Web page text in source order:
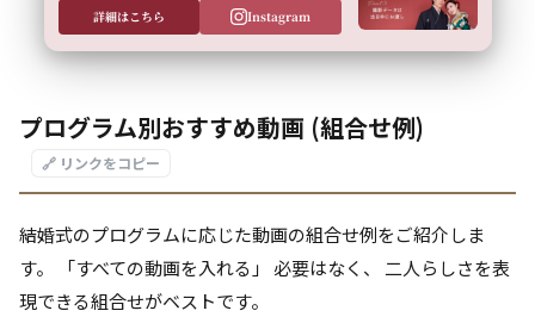
詳細はこちら
Instagram
プログラム別おすすめ動画 (組合せ例)
🔗 リンクをコピー
結婚式のプログラムに応じた動画の組合せ例をご紹介しま
す。 「すべての動画を入れる」 必要はなく、 二人らしさを表
現できる組合せがベストです。